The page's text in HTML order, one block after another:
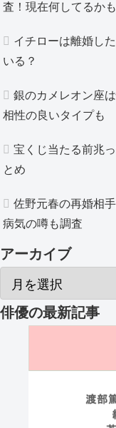
査！現在何してるかも
イチローは離婚し
いる？
銀のカメレオン座
相性の良いタイプも
宝くじ当たる前兆
とめ
佐野元春の再婚相
病気の噂も調査
アーカイブ
俳優の最新記事